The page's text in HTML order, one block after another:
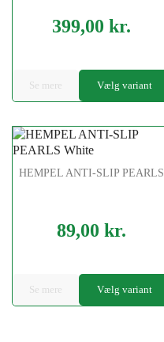
399,00 kr.
Se mere Vælg variant
HEMPEL ANTI-SLIP PEARLS
89,00 kr.
Se mere Vælg variant